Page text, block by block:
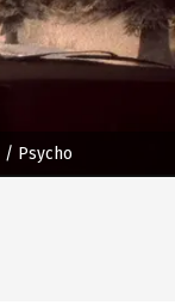
/ Psycho